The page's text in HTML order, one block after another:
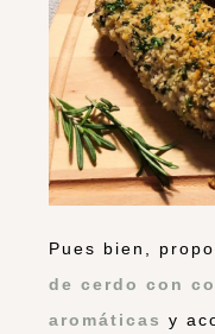
Pues bien,
de cerdo con
aromáticas y